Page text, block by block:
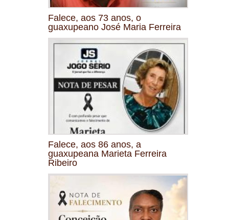
Falece, aos 73 anos, o
guaxupeano José Maria Ferreira
Falece, aos 86 anos, a
guaxupeana Marieta Ferreira
Ribeiro